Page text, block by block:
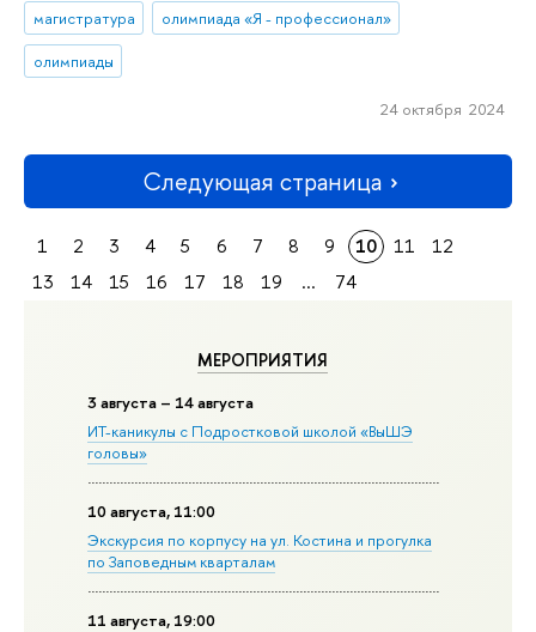
МЕРОПРИЯТИЯ
3 августа – 14 августа
ИТ-каникулы с Подростковой школой «ВыШЭ
головы»
10 августа, 11:00
Экскурсия по корпусу на ул. Костина и прогулка
по Заповедным кварталам
11 августа, 19:00
магистратура
олимпиада «Я - профессионал»
олимпиады
24 октября 2024
Следующая страница
1 2 3 4 5 6 7 8 9 10 11
12
13
14 15 16 17 18 19 ... 74